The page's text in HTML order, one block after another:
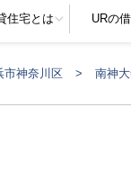
住宅とは URの
市神奈川区 南神